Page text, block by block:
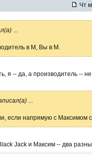
Чт
в М, Вы в М.
я -- да, а производитель --
если напрямую с Максимом
Jack и Максим -- два